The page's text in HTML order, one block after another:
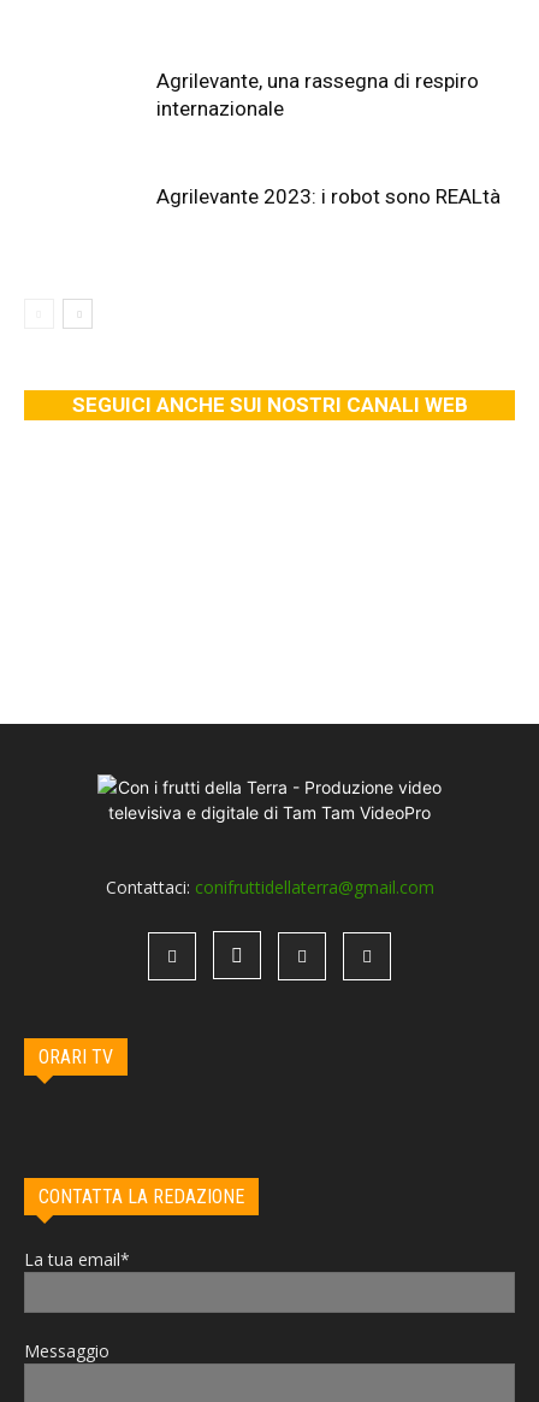
Agrilevante, una rassegna di respiro
internazionale
Agrilevante 2023: i robot sono REALtà
SEGUICI ANCHE SUI NOSTRI CANALI WEB
Contattaci: conifruttidellaterra@gmail.com
ORARI TV
CONTATTA LA REDAZIONE
La tua email*
Messaggio